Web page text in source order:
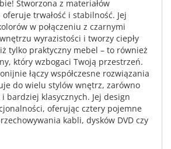
Stworzona z materiałów
trwałość i stabilność. Jej
w połączeniu z czarnymi
wyrazistości i tworzy ciepły
tylko praktyczny mebel – to również
który wzbogaci Twoją przestrzeń.
łączy współczesne rozwiązania
do wielu stylów wnętrz, zarówno
bardziej klasycznych. Jej design
oferując cztery pojemne
kabli, dysków DVD czy
porządek do Twojego